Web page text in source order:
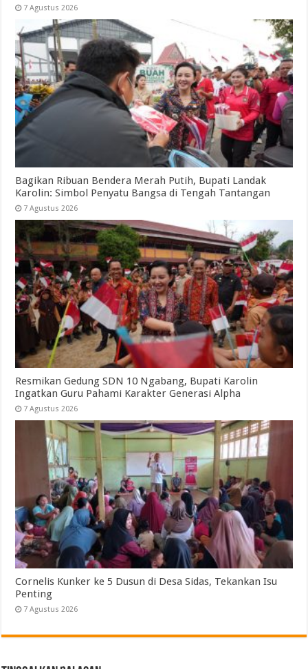
7 Agustus 2026
Bagikan Ribuan Bendera Merah Putih, Bupati Landak
Karolin: Simbol Penyatu Bangsa di Tengah Tantangan
7 Agustus 2026
Resmikan Gedung SDN 10 Ngabang, Bupati Karolin
Ingatkan Guru Pahami Karakter Generasi Alpha
7 Agustus 2026
Cornelis Kunker ke 5 Dusun di Desa Sidas, Tekankan Isu
Penting
7 Agustus 2026